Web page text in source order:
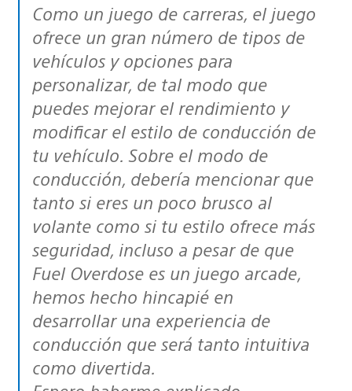
Como un juego de carreras, el juego
ofrece un gran número de tipos de
vehículos y opciones para
personalizar, de tal modo que
puedes mejorar el rendimiento y
modificar el estilo de conducción de
tu vehículo. Sobre el modo de
conducción, debería mencionar que
tanto si eres un poco brusco al
volante como si tu estilo ofrece más
seguridad, incluso a pesar de que
Fuel Overdose es un juego arcade,
hemos hecho hincapié en
desarrollar una experiencia de
conducción que será tanto intuitiva
como divertida.